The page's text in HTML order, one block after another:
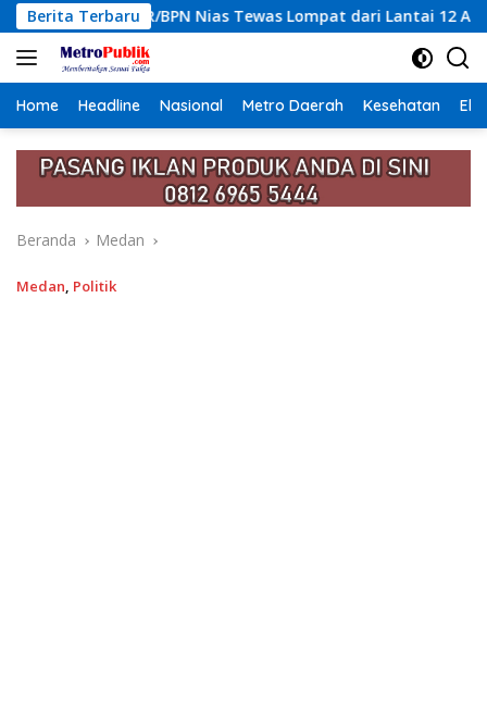
Langsung
ke
konten
Berita Terbaru
Nias Tewas Lompat dari Lantai 12 Apartemen, Berawal
Home Headline Nasional Metro Daerah Kesehatan
Beranda Medan
Medan, Politik